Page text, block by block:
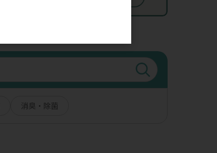
消臭・除菌